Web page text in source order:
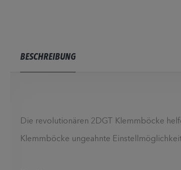
BESCHREIBUNG
Die revolutionären 2DGT Klemmböcke
Klemmböcke ungeahnte